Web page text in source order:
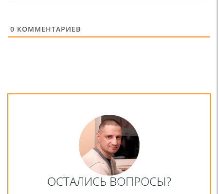
0 КОММЕНТАРИЕВ
ОСТАЛИСЬ ВОПРОСЫ?